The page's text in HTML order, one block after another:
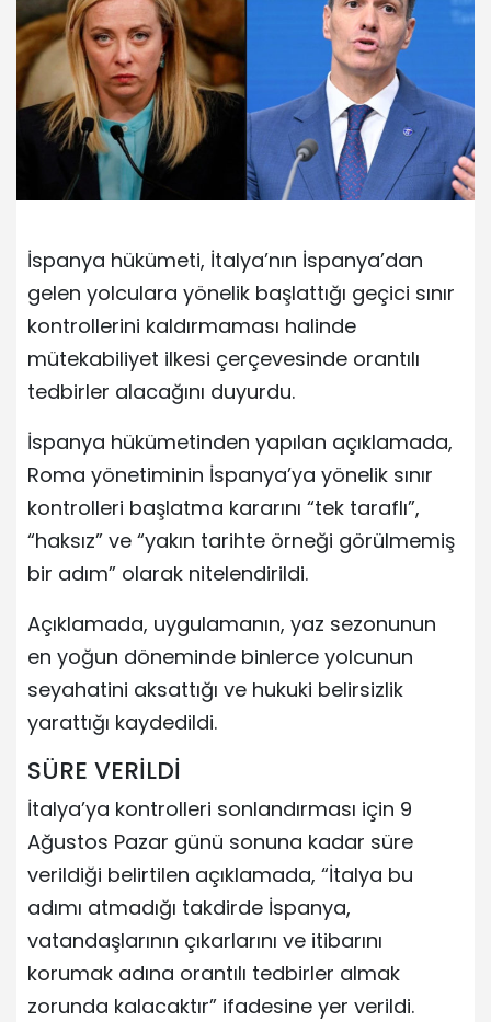
İspanya hükümeti, İtalya’nın İspanya’dan
gelen yolculara yönelik başlattığı geçici sınır
kontrollerini kaldırmaması halinde
mütekabiliyet ilkesi çerçevesinde orantılı
tedbirler alacağını duyurdu.
İspanya hükümetinden yapılan açıklamada,
Roma yönetiminin İspanya’ya yönelik sınır
kontrolleri başlatma kararını “tek taraflı”,
“haksız” ve “yakın tarihte örneği görülmemiş
bir adım” olarak nitelendirildi.
Açıklamada, uygulamanın, yaz sezonunun
en yoğun döneminde binlerce yolcunun
seyahatini aksattığı ve hukuki belirsizlik
yarattığı kaydedildi.
SÜRE VERİLDİ
İtalya’ya kontrolleri sonlandırması için 9
Ağustos Pazar günü sonuna kadar süre
verildiği belirtilen açıklamada, “İtalya bu
adımı atmadığı takdirde İspanya,
vatandaşlarının çıkarlarını ve itibarını
korumak adına orantılı tedbirler almak
zorunda kalacaktır” ifadesine yer verildi.